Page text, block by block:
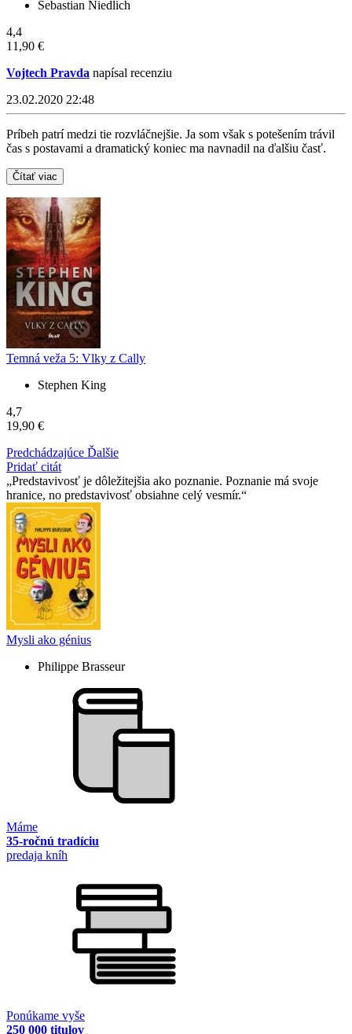
Sebastian Niedlich
4,4
11,90 €
Vojtech Pravda napísal recenziu
23.02.2020 22:48
Príbeh patrí medzi tie rozvláčnejšie. Ja som však s potešením trávil
čas s postavami a dramatický koniec ma navnadil na ďalšiu časť.
Čítať viac
Temná veža 5: Vlky z Cally
Stephen King
4,7
19,90 €
Predchádzajúce Ďalšie
Pridať citát
Predstavivosť je dôležitejšia ako poznanie. Poznanie má svoje
hranice, no predstavivosť obsiahne celý vesmír.
Mysli ako génius
Philippe Brasseur
Máme
35-ročnú tradíciu
predaja kníh
Ponúkame vyše
250 000 titulov